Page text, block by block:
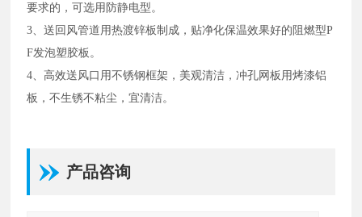
要求的，可选用防静电型。
3、送回风管道用热渡锌板制成，贴净化保温效果好的阻燃型P
F发泡塑胶板。
4、高效送风口用不锈钢框架，美观清洁，冲孔网板用烤漆铝
板，不生锈不粘尘，宜清洁。
产品咨询